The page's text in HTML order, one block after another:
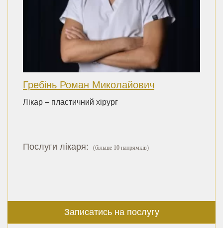
Гребінь Роман Миколайович
Лікар – пластичний хірург
Послуги лікаря: (більше 10 напрямків)
Записатись на послугу